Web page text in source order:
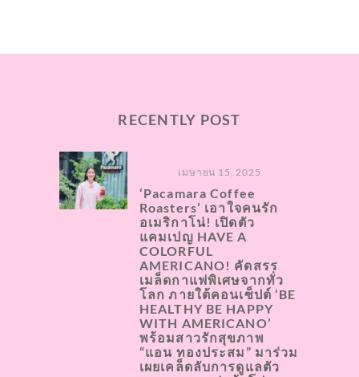
RECENTLY POST
เมษายน 15, 2025
‘Pacamara Coffee
Roasters’ เอาใจคนรัก
อเมริกาโน่! เปิดตัว
แคมเปญ HAVE A
COLORFUL
AMERICANO! คัดสรร
เมล็ดกาแฟพิเศษจากทั่ว
โลก ภายใต้คอนเซ็ปต์ ‘BE
HEALTHY BE HAPPY
WITH AMERICANO’
พร้อมสาวรักสุขภาพ
“แอน ทองประสม” มาร่วม
เผยเคล็ดลับการดูแลตัว